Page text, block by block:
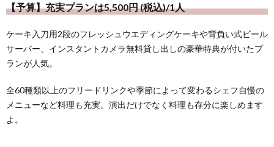
【予算】充実プランは5,500円 (税込)/1人
ケーキ入刀用2段のフレッシュウエディングケーキや背負い式ビール
サーバー、インスタントカメラ無料貸し出しの豪華特典が付いたプ
ランが人気。
全60種類以上のフリードリンクや季節によって変わるシェフ自慢の
メニューなど料理も充実。演出だけでなく料理も存分に楽しめます
よ。